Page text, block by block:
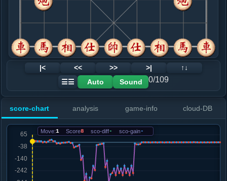
10. 车九平八
黑+3
.....车１平３
黑+2
马７进６
红+0
.....马７进６
红+3
12. 仕六进五
黑+5
兵一进一
黑+5
13. 车八进八
黑+44
仕五进六
.....马６进４
黑+21
15. 车六平八
黑+149
车二进二
.....车３进２
黑+117
马４进５
16. 车二进六
黑+327
车八退六
|< << >> >|
↑↓
☰☰
Auto Sound 0/109
score-chart analysis game-info cloud-DB
Move:1 Score8 sco-diff- sco-gain-